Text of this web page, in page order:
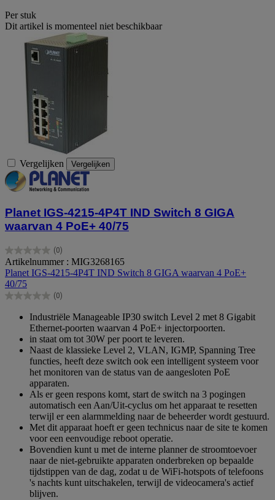
Per stuk
Dit artikel is momenteel niet beschikbaar
Vergelijken Vergelijken
Planet IGS-4215-4P4T IND Switch 8 GIGA
waarvan 4 PoE+ 40/75
(0)
0.0
van
de
5
sterren.
Artikelnummer : MIG3268165
Planet IGS-4215-4P4T IND Switch 8 GIGA waarvan 4 PoE+
40/75
(0)
0.0
sterren.
Industriële Manageable IP30 switch Level 2 met 8 Gigabit
Ethernet-poorten waarvan 4 PoE+ injectorpoorten.
in staat om tot 30W per poort te leveren.
Naast de klassieke Level 2, VLAN, IGMP, Spanning Tree
functies, heeft deze switch ook een intelligent systeem voor
het monitoren van de status van de aangesloten PoE
apparaten.
Als er geen respons komt, start de switch na 3 pogingen
automatisch een Aan/Uit-cyclus om het apparaat te resetten
terwijl er een alarmmelding naar de beheerder wordt gestuurd.
Met dit apparaat hoeft er geen technicus naar de site te komen
voor een eenvoudige reboot operatie.
Bovendien kunt u met de interne planner de stroomtoevoer
naar de niet-gebruikte apparaten onderbreken op bepaalde
tijdstippen van de dag, zodat u de WiFi-hotspots of telefoons
's nachts kunt uitschakelen, terwijl de videocamera's actief
blijven.